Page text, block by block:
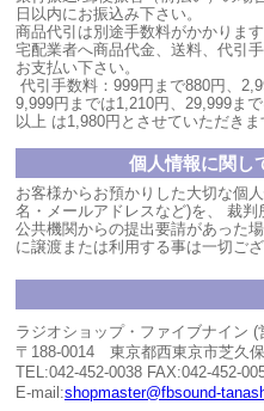
日以内にお振込み下さい。
商品代引は別途手数料がかかりま
宅配業者へ商品代金、送料、代引
お支払い下さい。
代引手数料：999円まで880円、
9,999円までは1,210円、 29,999まで
以上 は1,980円とさせていただき
個人情報に関し
お客様からお預かりした大切な個
名・メールアドレスなど)を、 裁判
公共機関からの提出要請があった
に譲渡または利用する事は一切ご
ラジオショップ・ファイブナイン
〒188-0014 東京都西東京市芝久
TEL:042-452-0038 FAX:042-452-
E-mail:shopmaster@fbsound-